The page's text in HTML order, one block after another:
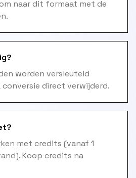
naar dit formaat met de
worden versleuteld
direct verwijderd.
met credits (vanaf 1
Koop credits na